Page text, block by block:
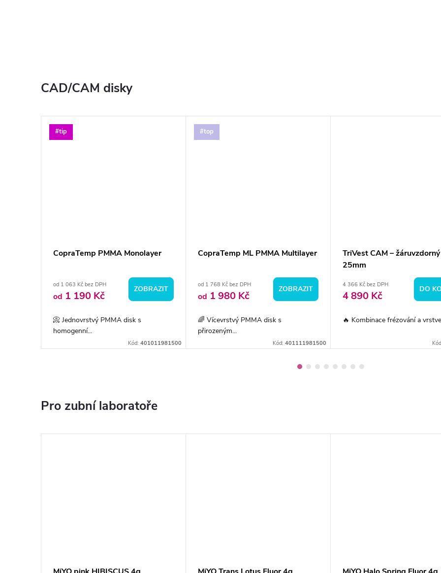
CAD/CAM disky
#tip
CopraTemp PMMA Monolayer
od 1 063 Kč bez DPH
od 1 190 Kč
ZOBRAZIT
📀 Jednovrstvý PMMA disk s
homogenní...
Kód: 401011981500
#top
CopraTemp ML PMMA Multilayer
od 1 768 Kč bez DPH
od 1 980 Kč
ZOBRAZIT
🌈 Vícevrstvý PMMA disk s
přirozeným...
Kód: 401111981500
TriVest CAM –
25mm
4 366 Kč bez DPH
4 890 Kč
DO
🔥 Kombinace frézování a
Pro zubní laboratoře